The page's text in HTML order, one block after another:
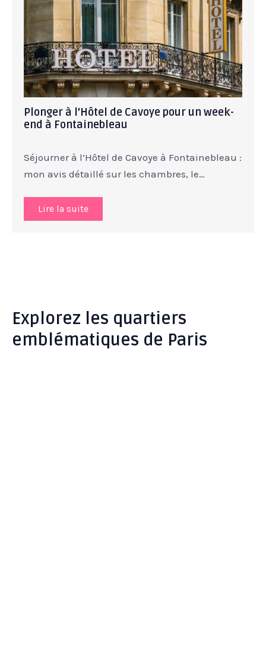
Plonger à l’Hôtel de Cavoye pour un week-
end à Fontainebleau
Séjourner à l’Hôtel de Cavoye à Fontainebleau :
mon avis détaillé sur les chambres, le…
Lire la suite
Explorez les quartiers
emblématiques de Paris